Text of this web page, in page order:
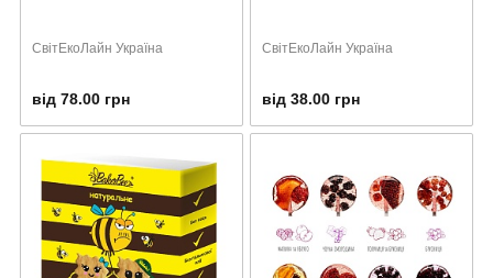
СвітЕкоЛайн Україна
від 78.00 грн
СвітЕкоЛайн Україна
від 38.00 грн